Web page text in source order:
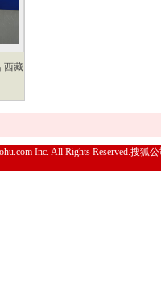
西藏
Inc. All Rights Reserved.搜狐